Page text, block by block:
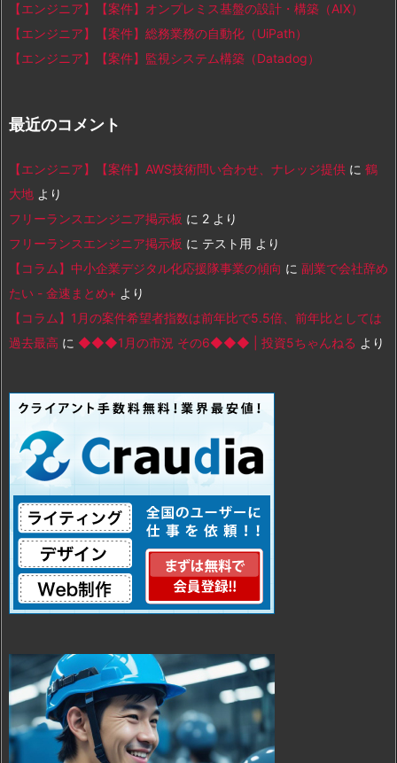
【エンジニア】【案件】オンプレミス基盤の設計・構築（AIX）
【エンジニア】【案件】総務業務の自動化（UiPath）
【エンジニア】【案件】監視システム構築（Datadog）
最近のコメント
【エンジニア】【案件】AWS技術問い合わせ、ナレッジ提供 に 鶴
大地 より
フリーランスエンジニア掲示板 に 2 より
フリーランスエンジニア掲示板 に テスト用 より
【コラム】中小企業デジタル化応援隊事業の傾向 に 副業で会社辞め
たい - 金速まとめ+ より
【コラム】1月の案件希望者指数は前年比で5.5倍、前年比としては
過去最高 に ◆◆◆1月の市況 その6◆◆◆ | 投資5ちゃんねる より